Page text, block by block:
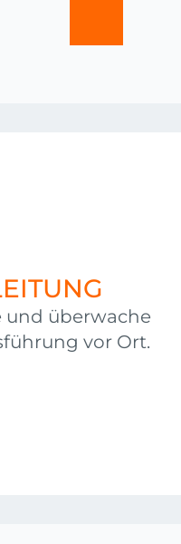
und überwache
vor Ort.